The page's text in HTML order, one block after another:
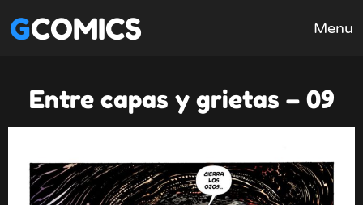
GCOMICS Menu
Entre capas y grietas – 09